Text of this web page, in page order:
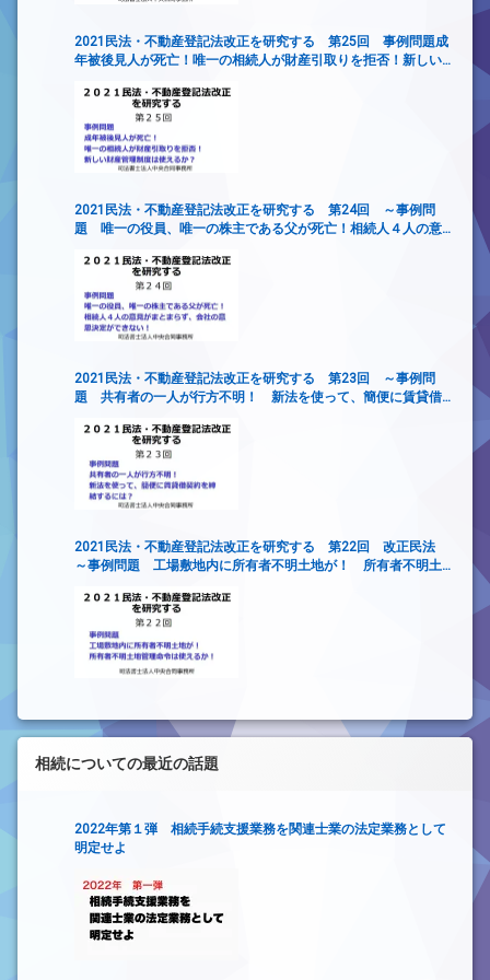
2021民法・不動産登記法改正を研究する 第25回 事例問題成
年被後見人が死亡！唯一の相続人が財産引取りを拒否！新しい
2021民法・不動産登記法改正を研究する 第24回 ～事例問
題 唯一の役員、唯一の株主である父が死亡！相続人４人の意
2021民法・不動産登記法改正を研究する 第23回 ～事例問
題 共有者の一人が行方不明！ 新法を使って、簡便に賃貸借
2021民法・不動産登記法改正を研究する 第22回 改正民法
～事例問題 工場敷地内に所有者不明土地が！ 所有者不明土
相続についての最近の話題
2022年第１弾 相続手続支援業務を関連士業の法定業務として
明定せよ